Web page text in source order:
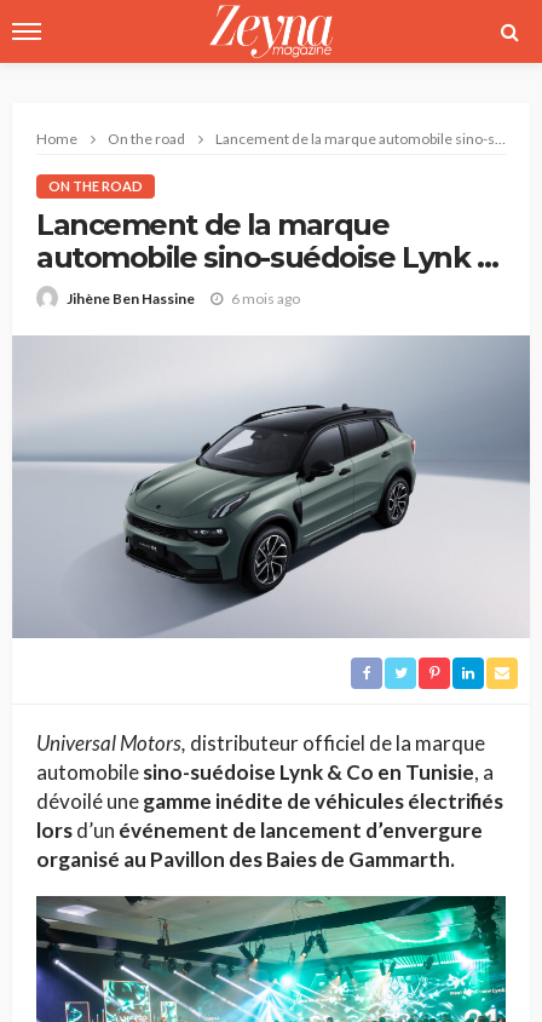
Home On the road Lancement de la marque automobile sino-suédoise Lynk & Co en Tunisie
ON THE ROAD
Lancement de la marque
automobile sino-suédoise Lynk &
Co en Tunisie
Jihène Ben Hassine 6 mois ago
Universal Motors, distributeur officiel de la marque
automobilesino-suédoise Lynk & Co en Tunisie, a
dévoilé unegamme inédite de véhicules électrifiés
lorsd’un événement de lancement d’envergure
organisé au Pavillon des Baies de Gammarth.